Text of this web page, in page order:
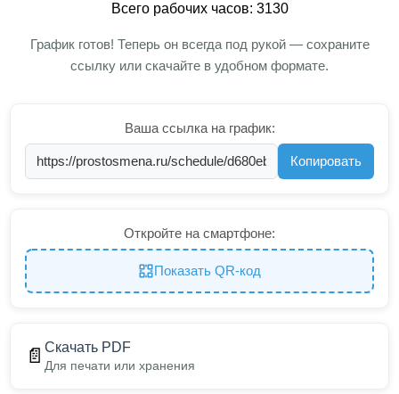
Всего рабочих часов: 3130
График готов! Теперь он всегда под рукой — сохраните
ссылку или скачайте в удобном формате.
Ваша ссылка на график:
Копировать
Откройте на смартфоне:
Показать QR-код
📄 Скачать PDF
Для печати или хранения